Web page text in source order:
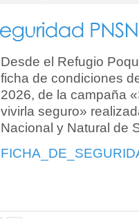
Desde el Refugio
ficha de condiciones
2026, de la campaña
vivirla seguro»
Nacional y Natural de